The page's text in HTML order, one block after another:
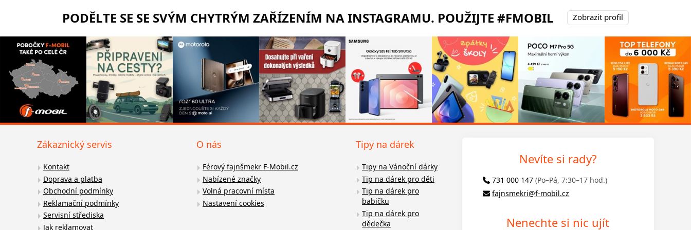
PODĚLTE SE SE SVÝM CHYTRÝM ZAŘÍZENÍM NA INSTAGRAMU. POUŽIJTE #FMOBIL Zobrazit profil
Zákaznický servis
Kontakt
Doprava a platba
Obchodní podmínky
Reklamační podmínky
Servisní střediska
Jak reklamovat
O nás
Férový fajnšmekr F-Mobil.cz
Nabízené značky
Volná pracovní místa
Nastavení cookies
Tipy na dárek
Tipy na Vánoční dárky
Tip na dárek pro děti
Tip na dárek pro
babičku
Tip na dárek pro
dědečka
Nevíte si rady?
731 000 147 (Po–Pá, 7:30–17 hod.)
fajnsmekri@f-mobil.cz
Nenechte si nic ujít